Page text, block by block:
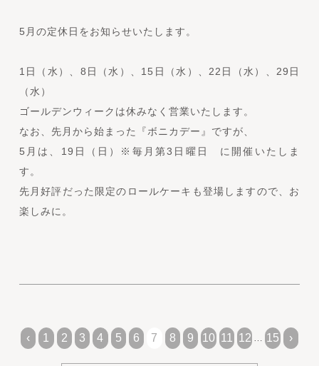
5月の定休日をお知らせいたします。
1日（水）、8日（水）、15日（水）、22日（水）、29日
（水）
ゴールデンウィークは休みなく営業いたします。
なお、先月から始まった『ボニカデー』ですが、
5月は、19日（日）※毎月第3日曜日 に開催いたしま
す。
先月好評だった限定のロールケーキも登場しますので、お
楽しみに。
‹ 1 2 3 4 5 6 7 8 9 10 11 12 … 15 ›